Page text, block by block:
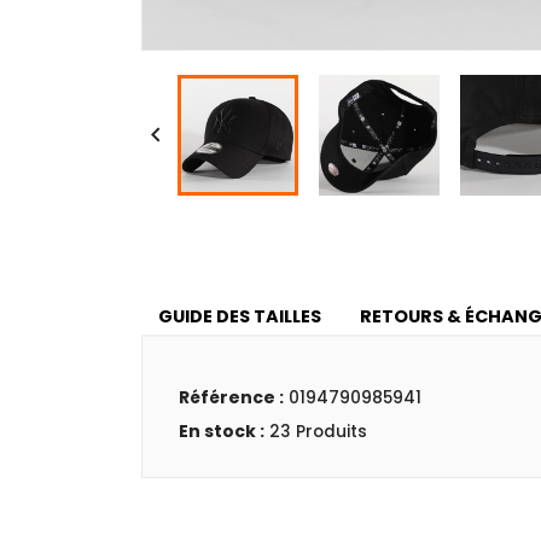

GUIDE DES TAILLES RETOURS &
Référence : 0194790985941
En stock : 23 Produits